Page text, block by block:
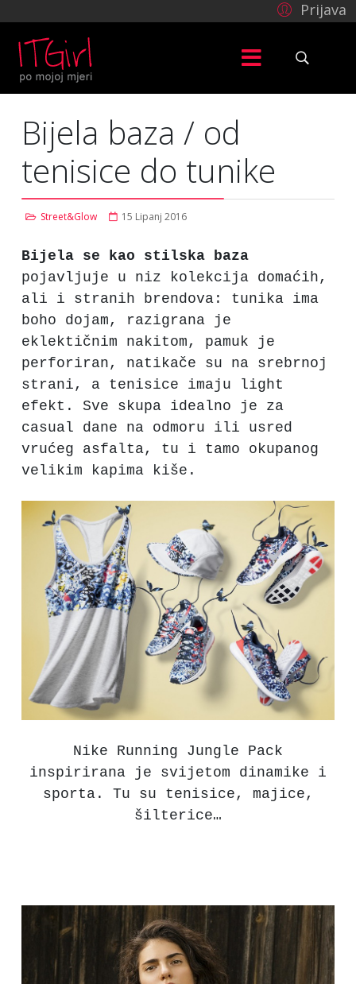
Prijava
Bijela baza / od
tenisice do tunike
Street&Glow 15 Lipanj 2016
Bijela se kao stilska baza
pojavljuje u niz kolekcija domaćih,
ali i stranih brendova: tunika ima
boho dojam, razigrana je
eklektičnim nakitom, pamuk je
perforiran, natikače su na srebrnoj
strani, a tenisice imaju light
efekt. Sve skupa idealno je za
casual dane na odmoru ili usred
vrućeg asfalta, tu i tamo okupanog
velikim kapima kiše.
Nike Running Jungle Pack
inspirirana je svijetom dinamike i
sporta. Tu su tenisice, majice,
šilterice…